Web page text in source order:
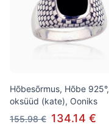
Hõbesõrmus, Hõbe 925°,
oksüüd (kate), Ooniks
155.98 € 134.14 €